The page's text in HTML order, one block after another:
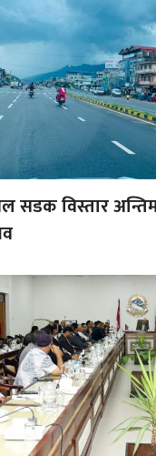
सडक विस्तार